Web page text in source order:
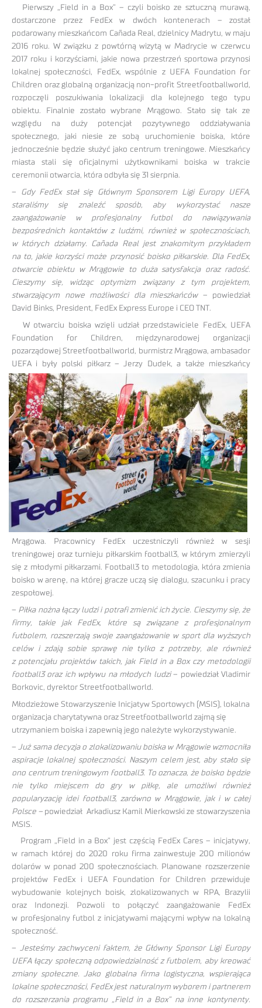
Pierwszy „Field in a Box” – czyli boisko ze sztuczną murawą,
dostarczone przez FedEx w dwóch kontenerach – został
podarowany mieszkańcom Cañada Real, dzielnicy Madrytu, w maju
2016 roku. W związku z powtórną wizytą w Madrycie w czerwcu
2017 roku i korzyściami, jakie nowa przestrzeń sportowa przynosi
lokalnej społeczności, FedEx, wspólnie z UEFA Foundation for
Children oraz globalną organizacją non-profit Streetfootballworld,
rozpoczęli poszukiwania lokalizacji dla kolejnego tego typu
obiektu. Finalnie zostało wybrane Mrągowo. Stało się tak ze
względu na duży potencjał pozytywnego oddziaływania
społecznego, jaki niesie ze sobą uruchomienie boiska, które
jednocześnie będzie służyć jako centrum treningowe. Mieszkańcy
miasta stali się oficjalnymi użytkownikami boiska w trakcie
ceremonii otwarcia, która odbyła się 31 sierpnia.
–
Gdy FedEx stał się Głównym Sponsorem Ligi Europy UEFA,
staraliśmy się znaleźć sposób, aby wykorzystać nasze
zaangażowanie w profesjonalny futbol do nawiązywania
bezpośrednich kontaktów z ludźmi, również w społecznościach,
w których działamy. Cañada Real jest znakomitym przykładem
na to, jakie korzyści może przynosić boisko piłkarskie. Dla FedEx,
otwarcie obiektu w Mrągowie to duża satysfakcja oraz radość.
Cieszymy się, widząc optymizm związany z tym projektem,
stwarzającym nowe możliwości dla mieszkańców– powiedział
David Binks, President, FedEx Express Europe i CEO TNT.
W otwarciu boiska wzięli udział przedstawiciele FedEx, UEFA
Foundation for Children, międzynarodowej organizacji
pozarządowej Streetfootballworld, burmistrz Mrągowa, ambasador
UEFA i były polski piłkarz – Jerzy Dudek, a także mieszkańcy
Mrągowa. Pracownicy FedEx uczestniczyli również w sesji
treningowej oraz turnieju piłkarskim football3, w którym zmierzyli
się z młodymi piłkarzami. Football3 to metodologia, która zmienia
boisko w arenę, na której gracze uczą się dialogu, szacunku i pracy
zespołowej.
– Piłka nożna łączy ludzi i potrafi zmienić ich życie. Cieszymy się, że
firmy, takie jak FedEx, które są związane z profesjonalnym
futbolem, rozszerzają swoje zaangażowanie w sport dla wyższych
celów i zdają sobie sprawę nie tylko z potrzeby, ale również
z potencjału projektów takich, jak Field in a Box czy metodologii
football3 oraz ich wpływu na młodych ludzi– powiedział Vladimir
Borkovic, dyrektor Streetfootballworld.
Młodzieżowe Stowarzyszenie Inicjatyw Sportowych (MSIS), lokalna
organizacja charytatywna oraz Streetfootballworld zajmą się
utrzymaniem boiska i zapewnią jego należyte wykorzystywanie.
– Już sama decyzja o zlokalizowaniu boiska w Mrągowie wzmocniła
aspiracje lokalnej społeczności. Naszym celem jest, aby stało się
ono centrum treningowym football3. To oznacza, że boisko będzie
nie tylko miejscem do gry w piłkę, ale umożliwi również
popularyzację idei football3, zarówno w Mrągowie, jak i w całej
Polsce – powiedział Arkadiusz Kamil Mierkowski ze stowarzyszenia
MSIS.
Program „Field in a Box” jest częścią FedEx Cares – inicjatywy,
w ramach której do 2020 roku firma zainwestuje 200 milionów
dolarów w ponad 200 społecznościach. Planowane rozszerzenie
projektów FedEx i UEFA Foundation for Children przewiduje
wybudowanie kolejnych boisk, zlokalizowanych w RPA, Brazylii
oraz Indonezji. Pozwoli to połączyć zaangażowanie FedEx
w profesjonalny futbol z inicjatywami mającymi wpływ na lokalną
społeczność.
– Jesteśmy zachwyceni faktem, że Główny Sponsor Ligi Europy
UEFA łączy społeczną odpowiedzialność z futbolem, aby kreować
zmiany społeczne. Jako globalna firma logistyczna, wspierająca
lokalne społeczności, FedEx jest naturalnym wyborem i partnerem
do rozszerzania programu „Field in a Box” na inne kontynenty.